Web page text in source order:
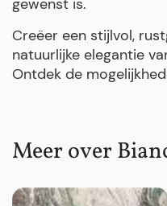
Creëer een stijlvol,
natuurlijke elegantie
Ontdek de
Meer over